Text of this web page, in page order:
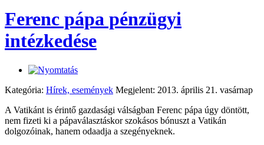
Ferenc pápa pénzügyi
intézkedése
Kategória: Hírek, események Megjelent: 2013. április 21. vasárnap
A Vatikánt is érintő gazdasági válságban Ferenc pápa úgy döntött,
nem fizeti ki a pápaválasztáskor szokásos bónuszt a Vatikán
dolgozóinak, hanem odaadja a szegényeknek.